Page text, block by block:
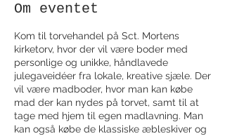
Om eventet
Kom til torvehandel på Sct. Mortens
kirketorv, hvor der vil være boder med
personlige og unikke, håndlavede
julegaveidéer fra lokale, kreative sjæle. Der
vil være madboder, hvor man kan købe
mad der kan nydes på torvet, samt til at
tage med hjem til egen madlavning. Man
kan også købe de klassiske æbleskiver og